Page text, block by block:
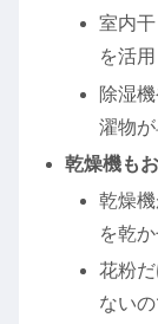
室内
を活
除湿
濯物が
乾燥機も
乾燥
を乾か
花粉
ないの